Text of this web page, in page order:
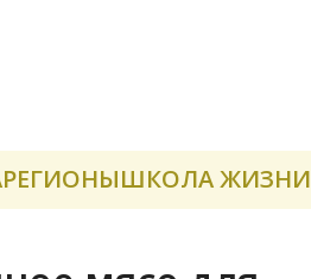
РЕГИОНЫШКОЛА ЖИЗНИ